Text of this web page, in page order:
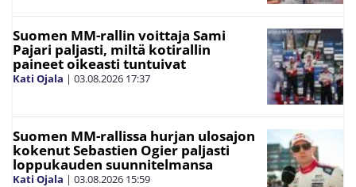
Suomen MM-rallin voittaja Sami
Pajari paljasti, miltä kotirallin
paineet oikeasti tuntuivat
Kati Ojala | 03.08.2026 17:37
Suomen MM-rallissa hurjan ulosajon
kokenut Sebastien Ogier paljasti
loppukauden suunnitelmansa
Kati Ojala | 03.08.2026 15:59